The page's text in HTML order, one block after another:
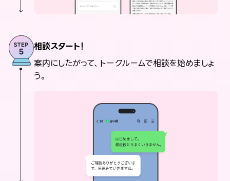
相談スタート！
案内にしたがって、トークルームで相談を始めましょ
う。